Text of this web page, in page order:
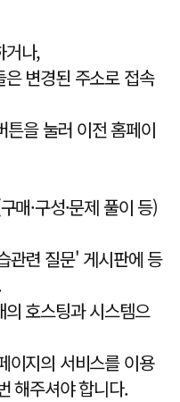
거나,
변경된 주소로 접속
을 눌러 이전 홈페이
매·구성·문제 풀이 등)
관련 질문' 게시판에 등
호스팅과 시스템으
이지의 서비스를 이용
해주셔야 합니다.